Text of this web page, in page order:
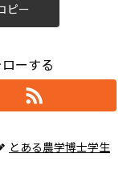
ピー
ーする
とある農学博士学生